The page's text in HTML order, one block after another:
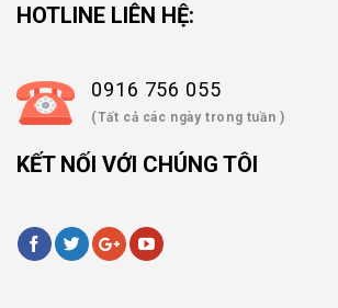
HOTLINE LIÊN HỆ:
0916 756 055
(Tất cả các ngày trong tuần )
KẾT NỐI VỚI CHÚNG TÔI